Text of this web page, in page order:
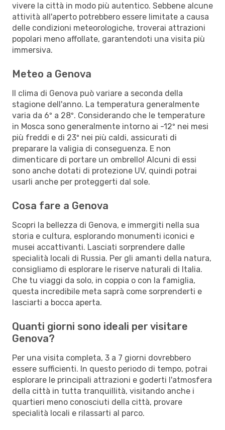
vivere la città in modo più autentico. Sebbene alcune
attività all'aperto potrebbero essere limitate a causa
delle condizioni meteorologiche, troverai attrazioni
popolari meno affollate, garantendoti una visita più
immersiva.
Meteo a Genova
Il clima di Genova può variare a seconda della
stagione dell'anno. La temperatura generalmente
varia da 6º a 28º. Considerando che le temperature
in Mosca sono generalmente intorno ai -12º nei mesi
più freddi e di 23º nei più caldi, assicurati di
preparare la valigia di conseguenza. E non
dimenticare di portare un ombrello! Alcuni di essi
sono anche dotati di protezione UV, quindi potrai
usarli anche per proteggerti dal sole.
Cosa fare a Genova
Scopri la bellezza di Genova, e immergiti nella sua
storia e cultura, esplorando monumenti iconici e
musei accattivanti. Lasciati sorprendere dalle
specialità locali di Russia. Per gli amanti della natura,
consigliamo di esplorare le riserve naturali di Italia.
Che tu viaggi da solo, in coppia o con la famiglia,
questa incredibile meta saprà come sorprenderti e
lasciarti a bocca aperta.
Quanti giorni sono ideali per visitare
Genova?
Per una visita completa, 3 a 7 giorni dovrebbero
essere sufficienti. In questo periodo di tempo, potrai
esplorare le principali attrazioni e goderti l'atmosfera
della città in tutta tranquillità, visitando anche i
quartieri meno conosciuti della città, provare
specialità locali e rilassarti al parco.